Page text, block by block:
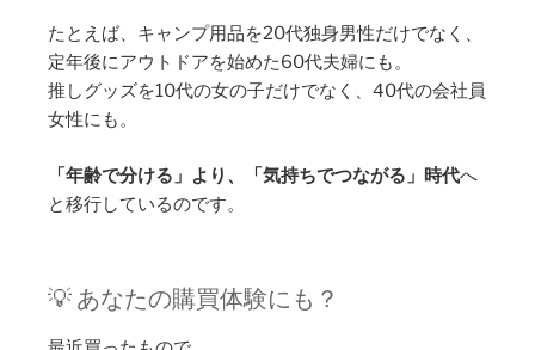
たとえば、キャンプ用品を20代独身男性だけでなく、
定年後にアウトドアを始めた60代夫婦にも。
推しグッズを10代の女の子だけでなく、40代の会社員
女性にも。
「年齢で分ける」より、「気持ちでつながる」時代へ
と移行しているのです。
💡 あなたの購買体験にも？